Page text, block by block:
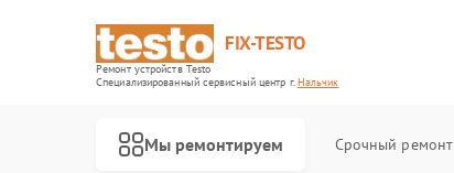
FIX-TESTO
Ремонт устройств Testo
Специализированный cервисный центр г.Нальчик
Мы ремонтируем Срочный ремонт